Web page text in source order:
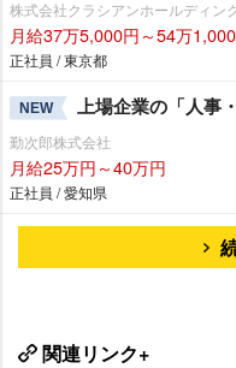
株式会社クラシアンホールディン
月給37万5,000円～54万
正社員 / 東京都
NEW 上場企業の「人事
勤次郎株式会社
月給25万円～40万円
正社員 / 愛知県
関連リンク+